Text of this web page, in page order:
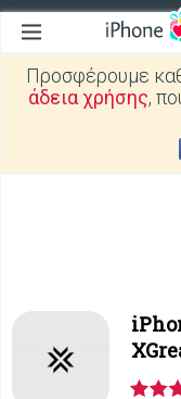
Προσφέρουμε
άδεια χρήσης,